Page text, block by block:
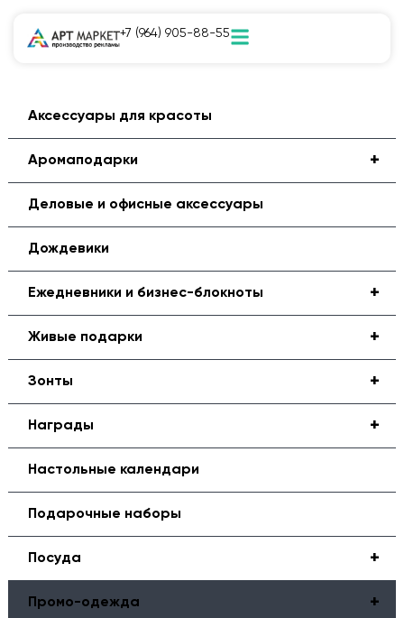
+7 (964) 905-88-55
Аксессуары для красоты
+
Аромаподарки
Деловые и офисные аксессуары
Дождевики
+
Ежедневники и бизнес-блокноты
+
Живые подарки
+
Зонты
+
Награды
Настольные календари
Подарочные наборы
+
Посуда
+
Промо-одежда